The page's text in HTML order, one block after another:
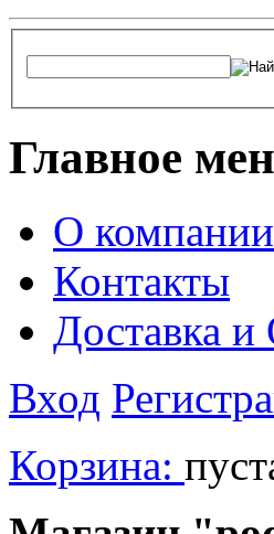
Главное
О
Контакты
Доставка и
Вход
Корзина: